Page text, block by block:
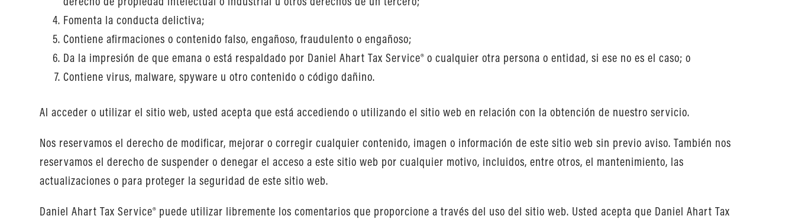
Fomenta la conducta delictiva;
Contiene afirmaciones o contenido falso, engañoso, fraudulento o engañoso;
Da la impresión de que emana o está respaldado por Daniel Ahart Tax Service® o cualquier otra persona o entidad, si ese no es el caso; o
Contiene virus, malware, spyware u otro contenido o código dañino.
Al acceder o utilizar el sitio web, usted acepta que está accediendo o utilizando el sitio web en relación con la obtención de nuestro servicio.
Nos reservamos el derecho de modificar, mejorar o corregir cualquier contenido, imagen o información de este sitio web sin previo aviso. También nos
reservamos el derecho de suspender o denegar el acceso a este sitio web por cualquier motivo, incluidos, entre otros, el mantenimiento, las
actualizaciones o para proteger la seguridad de este sitio web.
Daniel Ahart Tax Service® puede utilizar libremente los comentarios que proporcione a través del uso del sitio web. Usted acepta que Daniel Ahart Tax